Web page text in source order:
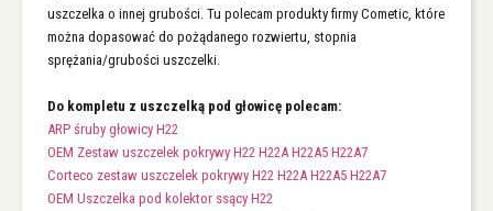
uszczelka o innej grubości. Tu polecam produkty firmy Cometic, które
można dopasować do pożądanego rozwiertu, stopnia
sprężania/grubości uszczelki.
Do kompletu z uszczelką pod głowicę polecam:
ARP śruby głowicy H22
OEM Zestaw uszczelek pokrywy H22 H22A H22A5 H22A7
Corteco zestaw uszczelek pokrywy H22 H22A H22A5 H22A7
OEM Uszczelka pod kolektor ssący H22